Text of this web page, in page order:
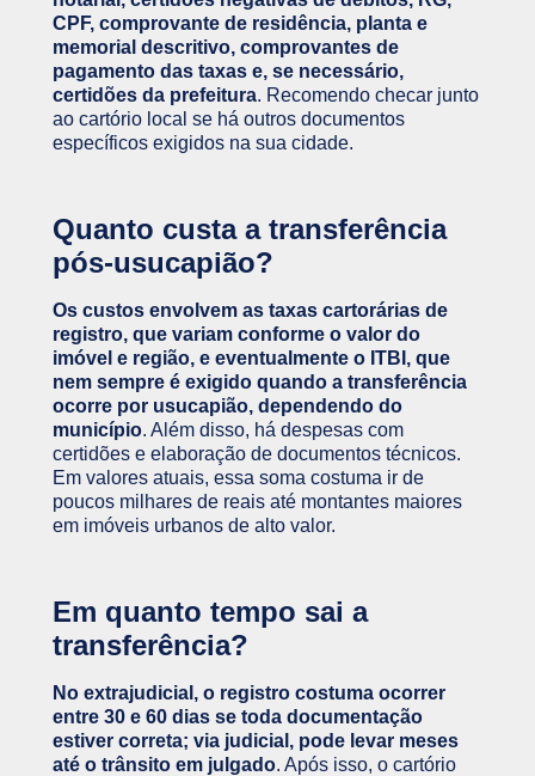
CPF, comprovante de residência, planta e
memorial descritivo, comprovantes de
pagamento das taxas e, se necessário,
certidões da prefeitura. Recomendo checar junto
ao cartório local se há outros documentos
específicos exigidos na sua cidade.
Quanto custa a transferência
pós-usucapião?
Os custos envolvem as taxas cartorárias de
registro, que variam conforme o valor do
imóvel e região, e eventualmente o ITBI, que
nem sempre é exigido quando a transferência
ocorre por usucapião, dependendo do
município. Além disso, há despesas com
certidões e elaboração de documentos técnicos.
Em valores atuais, essa soma costuma ir de
poucos milhares de reais até montantes maiores
em imóveis urbanos de alto valor.
Em quanto tempo sai a
transferência?
No extrajudicial, o registro costuma ocorrer
entre 30 e 60 dias se toda documentação
estiver correta; via judicial, pode levar meses
até o trânsito em julgado. Após isso, o cartório